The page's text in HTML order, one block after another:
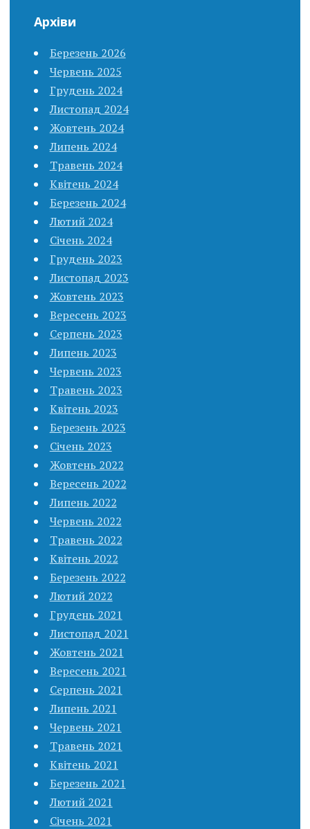
Архіви
Березень 2026
Червень 2025
Грудень 2024
Листопад 2024
Жовтень 2024
Липень 2024
Травень 2024
Квітень 2024
Березень 2024
Лютий 2024
Січень 2024
Грудень 2023
Листопад 2023
Жовтень 2023
Вересень 2023
Серпень 2023
Липень 2023
Червень 2023
Травень 2023
Квітень 2023
Березень 2023
Січень 2023
Жовтень 2022
Вересень 2022
Липень 2022
Червень 2022
Травень 2022
Квітень 2022
Березень 2022
Лютий 2022
Грудень 2021
Листопад 2021
Жовтень 2021
Вересень 2021
Серпень 2021
Липень 2021
Червень 2021
Травень 2021
Квітень 2021
Березень 2021
Лютий 2021
Січень 2021